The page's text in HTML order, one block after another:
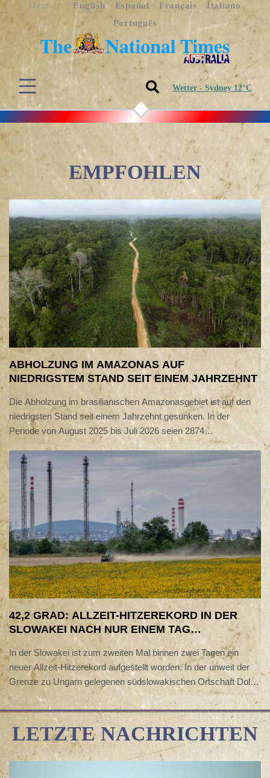
Deutsch English Español Français
Italiano
Português
Wetter - Sydney 12°C
EMPFOHLEN
ABHOLZUNG IM AMAZONAS AUF
NIEDRIGSTEM STAND SEIT EINEM JAHRZEHNT
Die Abholzung im brasilianischen Amazonasgebiet ist auf den
niedrigsten Stand seit einem Jahrzehnt gesunken. In der
Periode von August 2025 bis Juli 2026 seien 2874
Quadratkilometer Wald zerstört worden, teilten die Behörden am
Freitag unter Berufung auf Satellitendaten mit. Dies seien 37
Prozent weniger als in den zwölf Monaten davor - und der
niedrigste Stand seit der genauen Erfassung der Abholzung im
Jahr 2016.
42,2 GRAD: ALLZEIT-HITZEREKORD IN DER
SLOWAKEI NACH NUR EINEM TAG
GEBROCHEN
In der Slowakei ist zum zweiten Mal binnen zwei Tagen ein
neuer Allzeit-Hitzerekord aufgestellt worden. In der unweit der
Grenze zu Ungarn gelegenen südslowakischen Ortschaft Dolne
Plachtince stieg das Thermometer am Donnerstag auf 42,2
Grad, wie der nationale Wetterdienst erklärte. Das war die
höchste Temperatur seit Beginn der Aufzeichnungen in dem
Land.
LETZTE NACHRICHTEN